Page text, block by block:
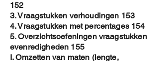
152
3. Vraagstukken verhoudingen 153
4. Vraagstukken met percentages 154
5. Overzichtsoefeningen vraagstukken
evenredigheden 155
I. Omzetten van maten (lengte,